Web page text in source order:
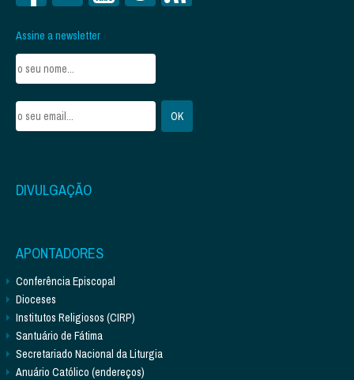
Assine a newsletter
DIVULGAÇÃO
APONTADORES
Conferência Episcopal
Dioceses
Institutos Religiosos (CIRP)
Santuário de Fátima
Secretariado Nacional da Liturgia
Anuário Católico (endereços)